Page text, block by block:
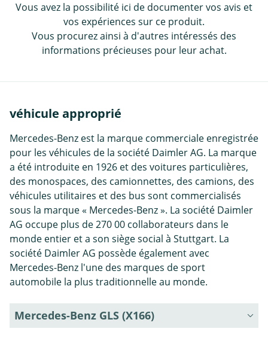
Vous avez la possibilité ici de documenter vos avis et
vos expériences sur ce produit.
Vous procurez ainsi à d'autres intéressés des
informations précieuses pour leur achat.
véhicule approprié
Mercedes-Benz est la marque commerciale enregistrée
pour les véhicules de la société Daimler AG. La marque
a été introduite en 1926 et des voitures particulières,
des monospaces, des camionnettes, des camions, des
véhicules utilitaires et des bus sont commercialisés
sous la marque « Mercedes-Benz ». La société Daimler
AG occupe plus de 270 00 collaborateurs dans le
monde entier et a son siège social à Stuttgart. La
société Daimler AG possède également avec
Mercedes-Benz l'une des marques de sport
automobile la plus traditionnelle au monde.
Mercedes-Benz GLS (X166)